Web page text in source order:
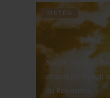
METÉO
Alerte Météo :
chaud de mardi
du Royaume